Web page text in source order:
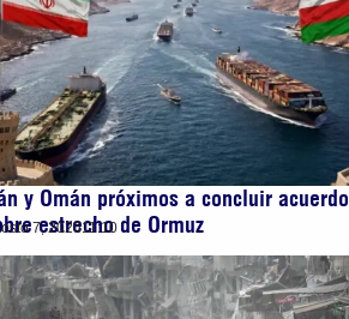
y Omán próximos a concluir acuerdo
estrecho de Ormuz
7, 202611:10